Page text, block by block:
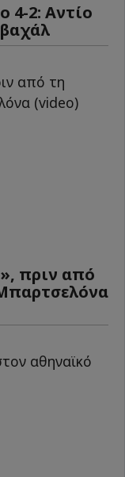
4-2: Αντίο
πριν από